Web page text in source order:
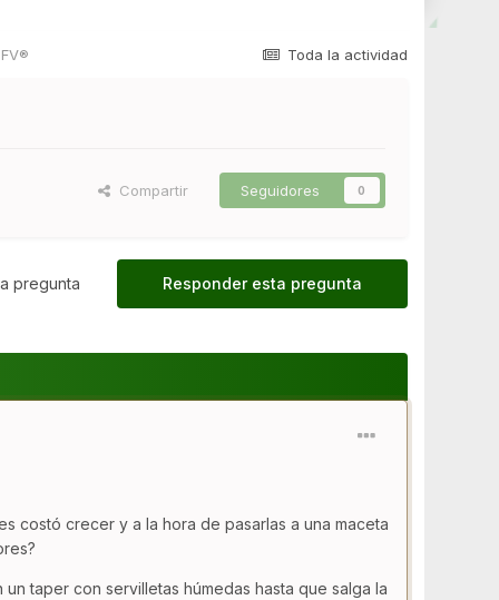
Toda la actividad
Compartir Seguidores 0
Responder esta pregunta
pregunta
costó crecer y a la hora de pasarlas a una maceta
taper con servilletas húmedas hasta que salga la